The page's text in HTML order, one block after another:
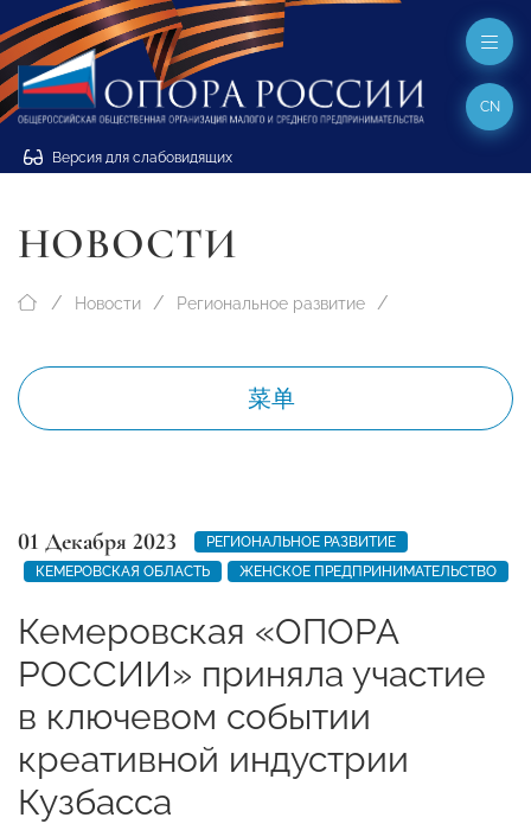
Версия для слабовидящих
CN
НОВОСТИ
Новости Региональное развитие
菜单
01 Декабря 2023
РЕГИОНАЛЬНОЕ РАЗВИТИЕ
КЕМЕРОВСКАЯ ОБЛАСТЬ
ЖЕНСКОЕ ПРЕДПРИНИМАТЕЛЬСТВО
Кемеровская «ОПОРА
РОССИИ» приняла участие
в ключевом событии
креативной индустрии
Кузбасса